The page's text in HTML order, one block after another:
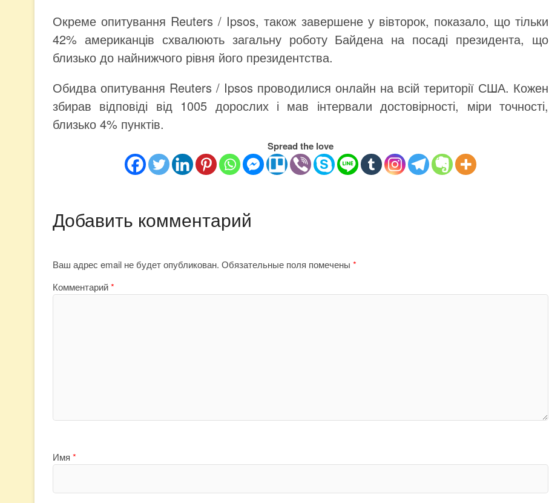
Окреме опитування Reuters / Ipsos, також завершене у вівторок, показало, що тільки
42% американців схвалюють загальну роботу Байдена на посаді президента, що
близько до найнижчого рівня його президентства.
Обидва опитування Reuters / Ipsos проводилися онлайн на всій території США. Кожен
збирав відповіді від 1005 дорослих і мав інтервали достовірності, міри точності,
близько 4% пунктів.
Spread the love
Добавить комментарий
Ваш адрес email не будет опубликован. Обязательные поля помечены *
Комментарий*
Имя *